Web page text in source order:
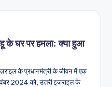
के घर पर हमला: क्या हुआ
के प्रधानमंत्री के जीवन में एक
2024 को, उत्तरी इज़राइल के